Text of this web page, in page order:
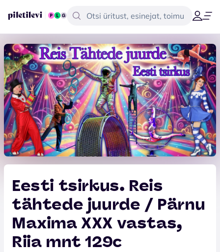
Eesti tsirkus. Reis
tähtede juurde / Pärnu
Maxima XXX vastas,
Riia mnt 129c